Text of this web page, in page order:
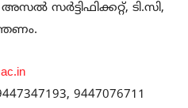
സര്‍ട്ടിഫിക്കറ്റ്, ടി.സി,
9447076711